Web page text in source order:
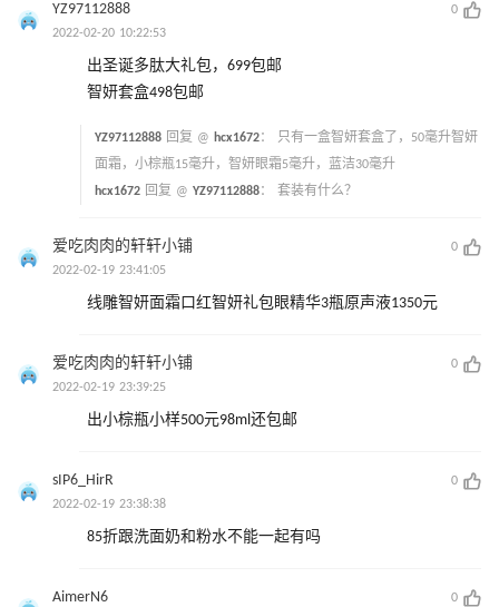
YZ97112888
0
2022-02-20 10:22:53
出圣诞多肽大礼包，699包邮
智妍套盒498包邮
YZ97112888 回复 @ hcx1672： 只有一盒智妍套盒了，50毫升智妍
面霜，小棕瓶15毫升，智妍眼霜5毫升，蓝洁30毫升
hcx1672 回复 @ YZ97112888： 套装有什么？
爱吃肉肉的轩轩小铺
0
2022-02-19 23:41:05
线雕智妍面霜口红智妍礼包眼精华3瓶原声液1350元
爱吃肉肉的轩轩小铺
0
2022-02-19 23:39:25
出小棕瓶小样500元98ml还包邮
sIP6_HirR
0
2022-02-19 23:38:38
85折跟洗面奶和粉水不能一起有吗
AimerN6
0